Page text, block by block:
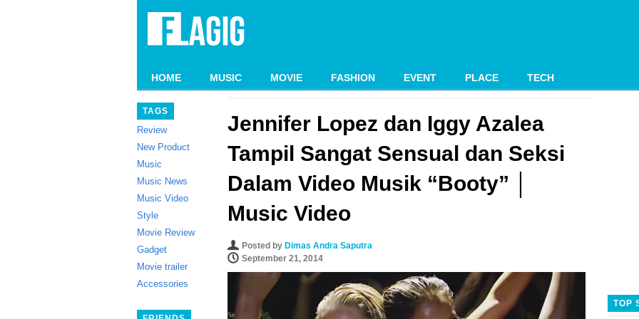
HOME MUSIC MOVIE FASHION EVENT PLACE TECH
TAGS
Review
New Product
Music
Music News
Music Video
Style
Movie Review
Gadget
Movie trailer
Accessories
Jennifer Lopez dan Iggy Azalea
Tampil Sangat Sensual dan Seksi
Dalam Video Musik “Booty” │
Music Video
Posted by Dimas Andra Saputra
September 21, 2014
TOP